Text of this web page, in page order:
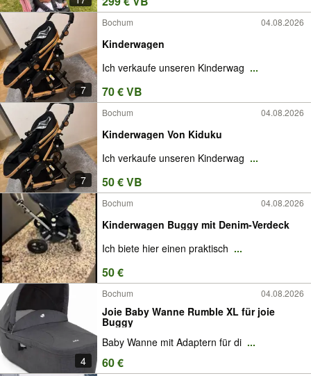
7
Bochum 04.08.2026
Kinderwagen
Ich verkaufe unseren Kinderwag ...
70 € VB
7
Bochum 04.08.2026
Kinderwagen Von Kiduku
Ich verkaufe unseren Kinderwag ...
50 € VB
Bochum 04.08.2026
Kinderwagen Buggy mit Denim-Verdeck
Ich biete hier einen praktisch ...
50 €
4
Bochum 04.08.2026
Joie Baby Wanne Rumble XL für joie
Buggy
Baby Wanne mit Adaptern für di ...
60 €